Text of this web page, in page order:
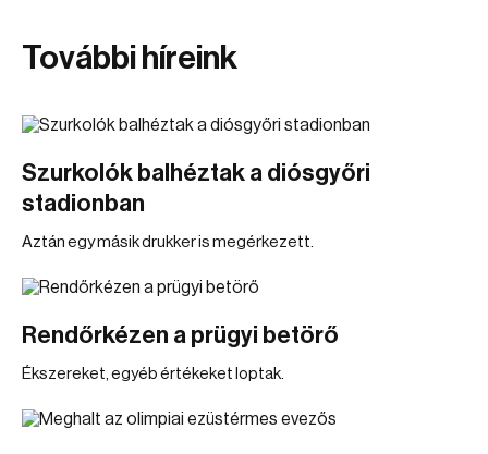
További híreink
Szurkolók balhéztak a diósgyőri
stadionban
Aztán egy másik drukker is megérkezett.
Rendőrkézen a prügyi betörő
Ékszereket, egyéb értékeket loptak.